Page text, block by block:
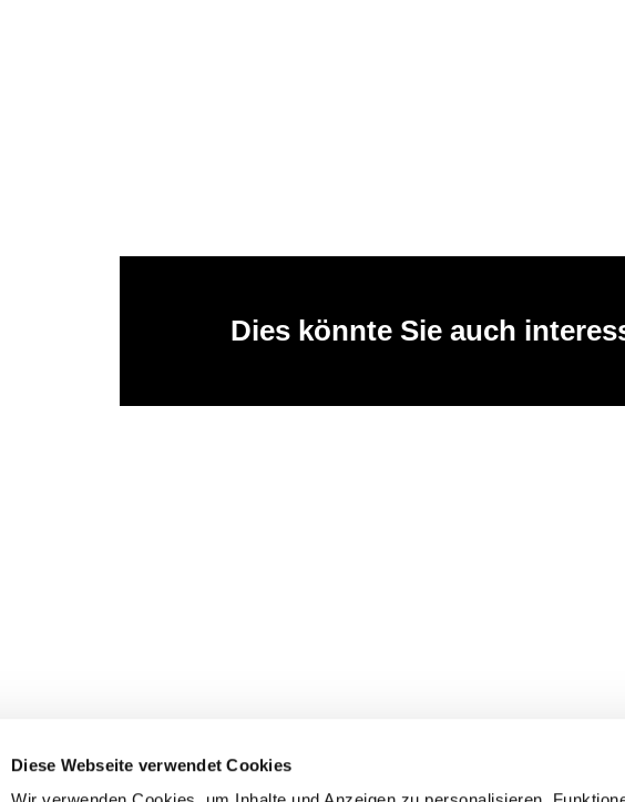
Diese Webseite verwendet Cookies
Dies könnte Sie auch